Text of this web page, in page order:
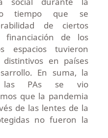
tiempo que se
de ciertos
de los
espacios tuvieron
distintivos en países
En suma, la
las PAs se vio
que la pandemia
de las lentes de la
no fueron la